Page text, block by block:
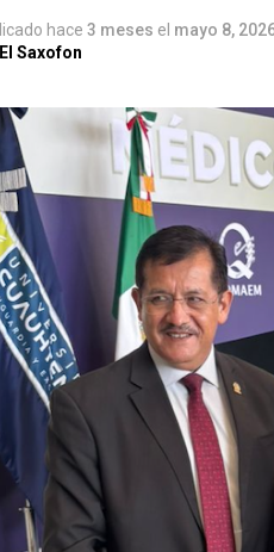
hace 3 meses el mayo 8,
El Saxofon